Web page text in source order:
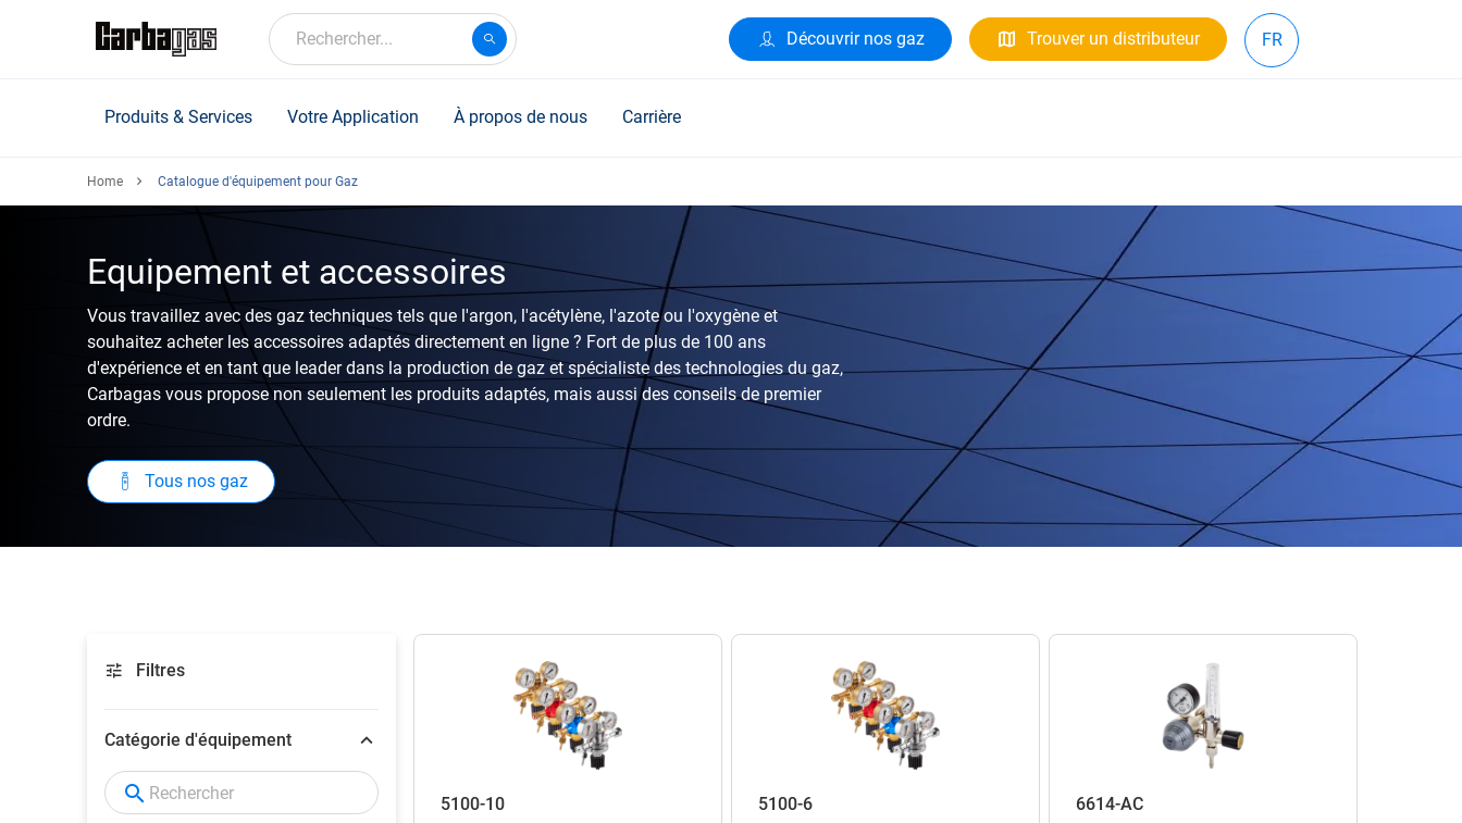
Rechercher... Découvrir nos gaz Trouver un distributeur FR
Produits & Services Votre Application À propos de nous Carrière
Home Catalogue d'équipement pour Gaz
Equipement et accessoires
Vous travaillez avec des gaz techniques tels que l'argon, l'acétylène, l'azote ou l'oxygène et
souhaitez acheter les accessoires adaptés directement en ligne ? Fort de plus de 100 ans
d'expérience et en tant que leader dans la production de gaz et spécialiste des technologies du gaz,
Carbagas vous propose non seulement les produits adaptés, mais aussi des conseils de premier
ordre.
Tous nos gaz
Filtres
Catégorie d'équipement
5100-10 5100-6 6614-AC